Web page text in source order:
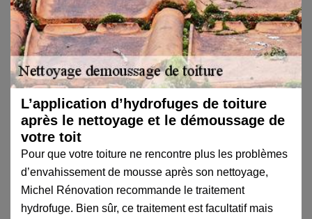
L’application d’hydrofuges de toiture
après le nettoyage et le démoussage de
votre toit
Pour que votre toiture ne rencontre plus les problèmes
d’envahissement de mousse après son nettoyage,
Michel Rénovation recommande le traitement
hydrofuge. Bien sûr, ce traitement est facultatif mais